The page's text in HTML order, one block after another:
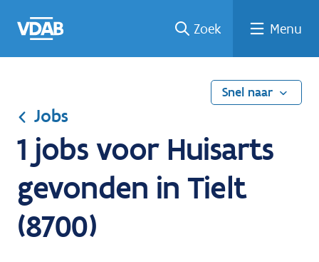
naar
een
een
job
naar
Zoek Menu
Snel naar
Jobs
1 jobs voor Huisarts
gevonden in Tielt
(8700)